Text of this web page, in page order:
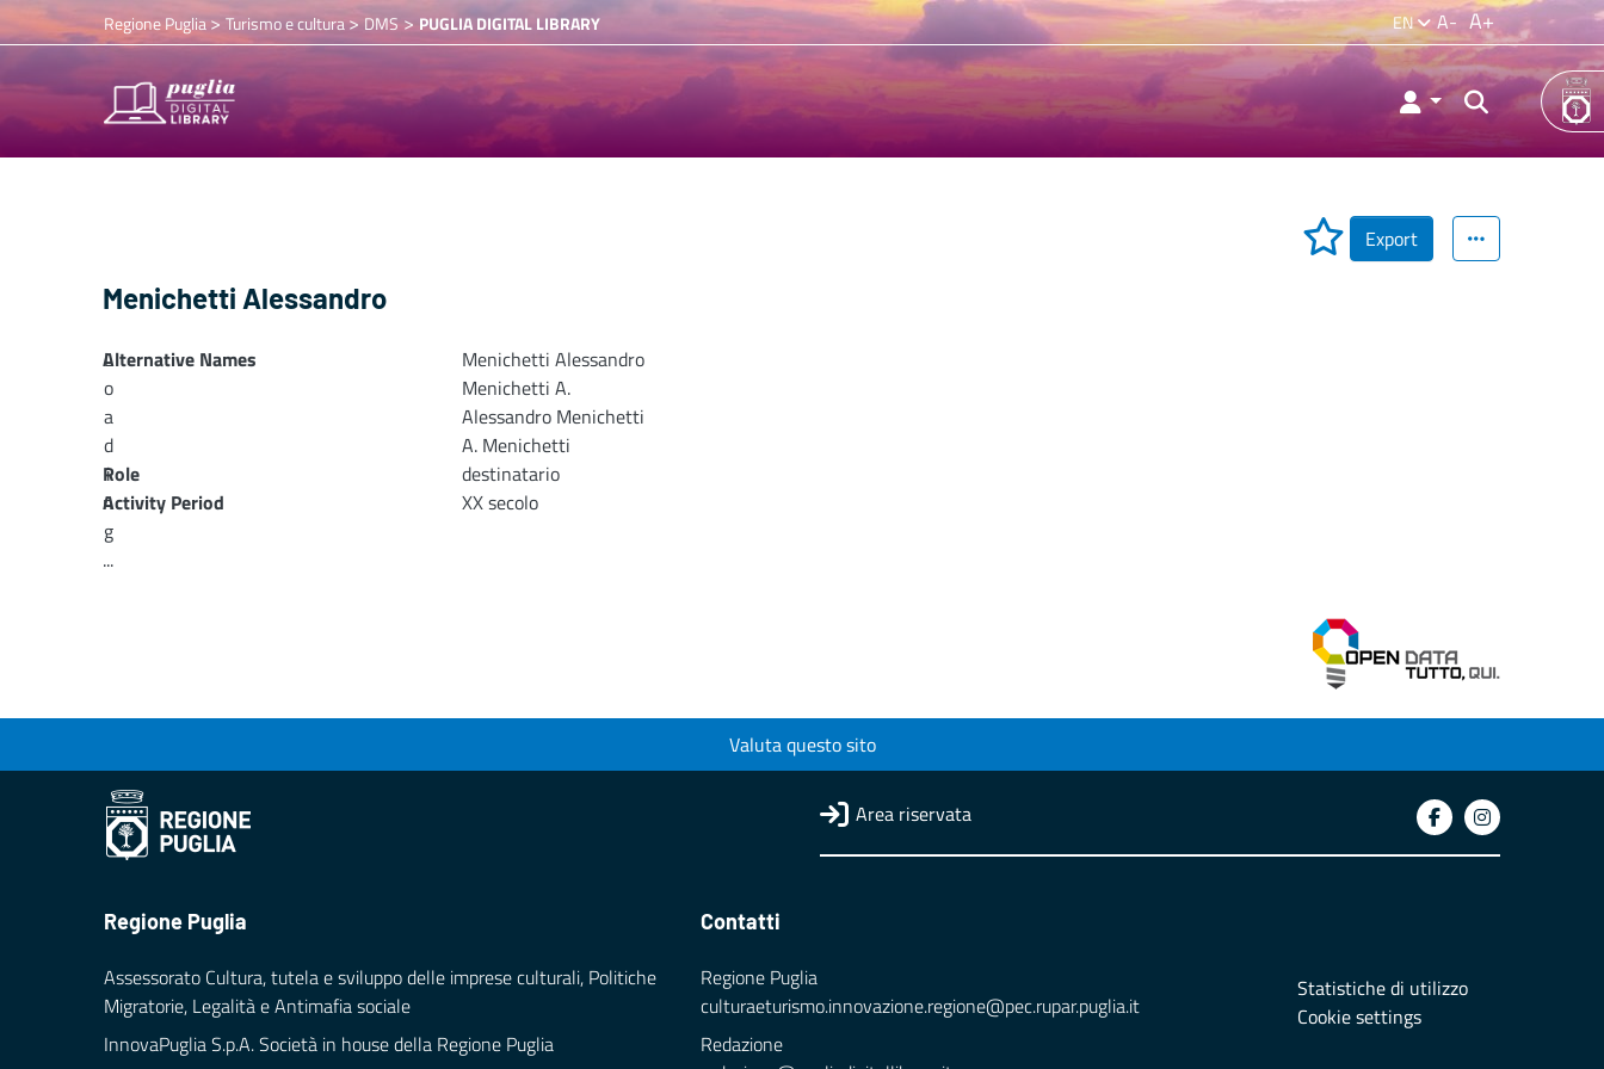
Regione Puglia> Turismo e cultura>DMS > PUGLIA DIGITAL LIBRARY EN A- A+
Export
Menichetti Alessandro
L
o
a
d
i
n
g
...
Alternative Names
Menichetti Alessandro
Menichetti A.
Alessandro Menichetti
A. Menichetti
Role
destinatario
Activity Period
XX secolo
Valuta questo sito
Area riservata
Regione Puglia
Assessorato Cultura, tutela e sviluppo delle imprese culturali, Politiche
Migratorie, Legalità e Antimafia sociale
InnovaPuglia S.p.A. Società in house della Regione Puglia
Contatti
Regione Puglia
culturaeturismo.innovazione.regione@pec.rupar.puglia.it
Redazione
Statistiche di utilizzo
Cookie settings